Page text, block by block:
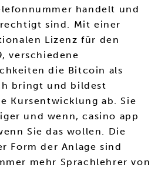
handelt und
sind. Mit einer
Lizenz für den
verschiedene
die Bitcoin als
bringt und bildest
Kursentwicklung ab. Sie
und wenn, casino app
Sie das wollen. Die
Form der Anlage sind
mehr Sprachlehrer von